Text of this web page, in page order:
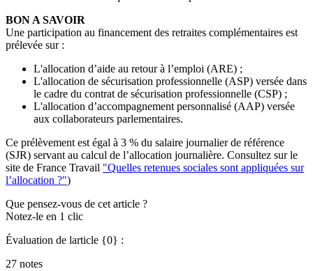
BON A SAVOIR
Une participation au financement des retraites complémentaires est
prélevée sur :
L'allocation d’aide au retour à l’emploi (ARE) ;
L'allocation de sécurisation professionnelle (ASP) versée dans
le cadre du contrat de sécurisation professionnelle (CSP) ;
L'allocation d’accompagnement personnalisé (AAP) versée
aux collaborateurs parlementaires.
Ce prélèvement est égal à 3 % du salaire journalier de référence
(SJR) servant au calcul de l’allocation journalière. Consultez sur le
site de France Travail "Quelles retenues sociales sont appliquées sur
l’allocation ?")
Que pensez-vous de cet article ?
Notez-le en 1 clic
Évaluation de larticle {0} :
27 notes